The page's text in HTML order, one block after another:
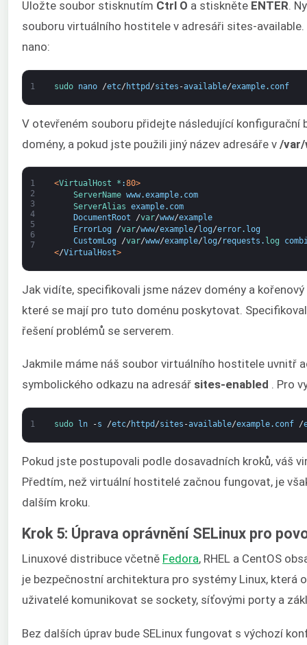
Uložte soubor stisknutím Ctrl O a stiskněte ENTER.
souboru virtuálního hostitele v adresáři sites-
nano:
1 sudo nano /etc/ httpd /sites -available/example. conf
V otevřeném souboru přidejte následující konfigurační
domény, a pokud jste použili jiný název adresáře v /var/
1
2
3
4
5
6
7
<VirtualHost * :80>
ServerName www.example. com
ServerAlias example. com
DocumentRoot
/var/www/example
ErrorLog
/var/www/example/ log/error. log
CustomLog
/var/www/example/ log/ requests . log
</VirtualHost>
Jak vidíte, specifikovali jsme název domény a
které se mají pro tuto doménu poskytovat.
řešení problémů se serverem.
Jakmile máme náš soubor virtuálního hostitele uvnitř
symbolického odkazu na adresář sites-enabled . Pro
1 sudo ln -s /etc/ httpd /sites -available/example. conf /
Pokud jste postupovali podle dosavadních kroků, váš
Předtím, než virtuální hostitelé začnou fungovat, je
dalším kroku.
Krok 5: Úprava oprávnění SELinux pro
Linuxové distribuce včetně Fedora, RHEL a CentOS
je bezpečnostní architektura pro systémy Linux, která
uživatelé komunikovat se sockety, síťovými porty a
Bez dalších úprav bude SELinux fungovat s výchozí